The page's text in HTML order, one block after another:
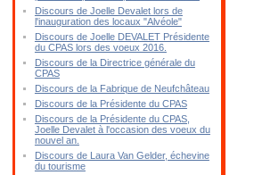
Discours de Joelle Devalet lors de
l'inauguration des locaux "Alvéole"
Discours de Joelle DEVALET Présidente
du CPAS lors des voeux 2016.
Discours de la Directrice générale du
CPAS
Discours de la Fabrique de Neufchâteau
Discours de la Présidente du CPAS
Discours de la Présidente du CPAS,
Joelle Devalet à l'occasion des voeux du
nouvel an.
Discours de Laura Van Gelder, échevine
du tourisme